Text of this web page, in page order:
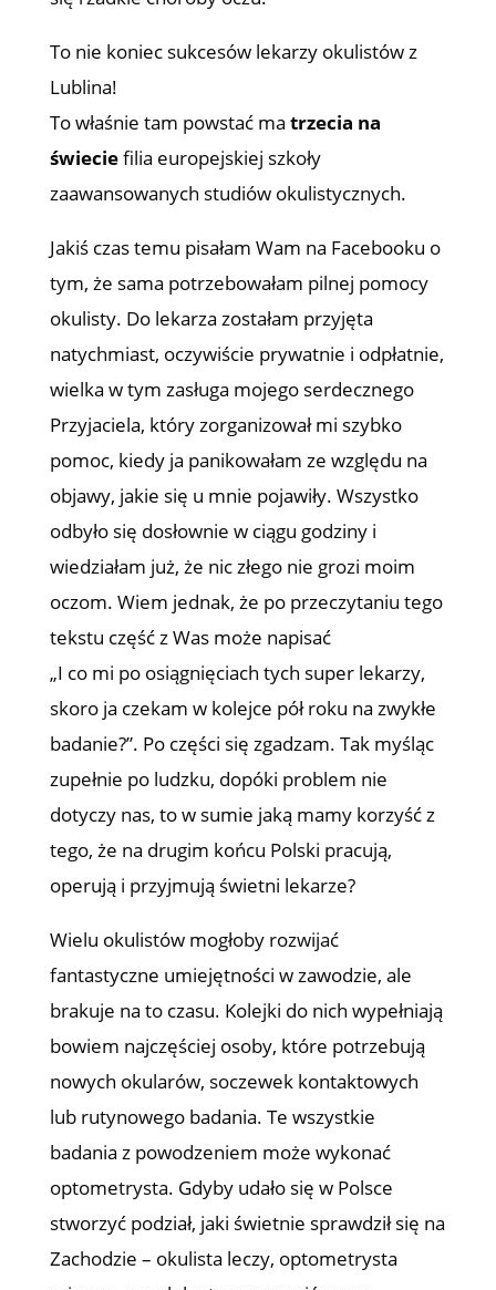
To nie koniec sukcesów lekarzy okulistów z
Lublina!
To właśnie tam powstać ma trzecia na
świeciefilia europejskiej szkoły
zaawansowanych studiów okulistycznych.
Jakiś czas temu pisałam Wam na Facebooku o
tym, że sama potrzebowałam pilnej pomocy
okulisty. Do lekarza zostałam przyjęta
natychmiast, oczywiście prywatnie i odpłatnie,
wielka w tym zasługa mojego serdecznego
Przyjaciela, który zorganizował mi szybko
pomoc, kiedy ja panikowałam ze względu na
objawy, jakie się u mnie pojawiły. Wszystko
odbyło się dosłownie w ciągu godziny i
wiedziałam już, że nic złego nie grozi moim
oczom. Wiem jednak, że po przeczytaniu tego
tekstu część z Was może napisać
„I co mi po osiągnięciach tych super lekarzy,
skoro ja czekam w kolejce pół roku na zwykłe
badanie?”. Po części się zgadzam. Tak myśląc
zupełnie po ludzku, dopóki problem nie
dotyczy nas, to w sumie jaką mamy korzyść z
tego, że na drugim końcu Polski pracują,
operują i przyjmują świetni lekarze?
Wielu okulistów mogłoby rozwijać
fantastyczne umiejętności w zawodzie, ale
brakuje na to czasu. Kolejki do nich wypełniają
bowiem najczęściej osoby, które potrzebują
nowych okularów, soczewek kontaktowych
lub rutynowego badania. Te wszystkie
badania z powodzeniem może wykonać
optometrysta. Gdyby udało się w Polsce
stworzyć podział, jaki świetnie sprawdził się na
Zachodzie – okulista leczy, optometrysta